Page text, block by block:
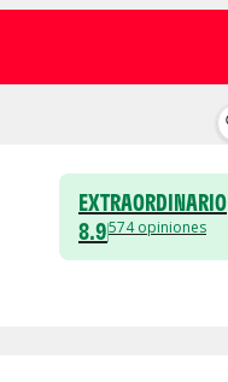
EXTRAORDINARIO
8.9574 opiniones